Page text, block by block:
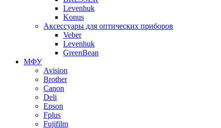
Levenhuk
Konus
Аксессуары для оптических приборов
Veber
Levenhuk
GreenBean
МФУ
Avision
Brother
Canon
Deli
Epson
Fplus
Fujifilm